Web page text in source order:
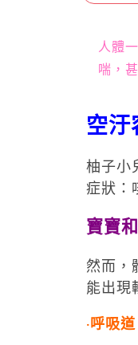
人體
喘，
空汙
柚子小
症狀：
寶寶
然而，
能出現
‧呼吸道